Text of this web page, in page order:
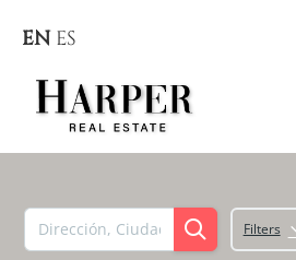
EN ES
Filters